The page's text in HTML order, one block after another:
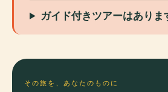
ガイド付きツアーはありま
その旅を、あなたのものに